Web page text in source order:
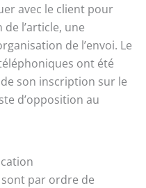
avec le client pour
l’article, une
de l’envoi. Le
ont été
son inscription sur le
d’opposition au
par ordre de